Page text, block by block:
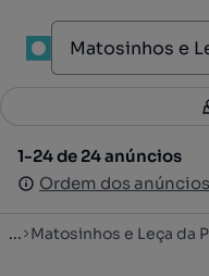
1-24 de 24 anúncios
Ordem dos anúncios
1-24 de 24 anúncios
Ordem dos anúncios
... Matosinhos e Leça da